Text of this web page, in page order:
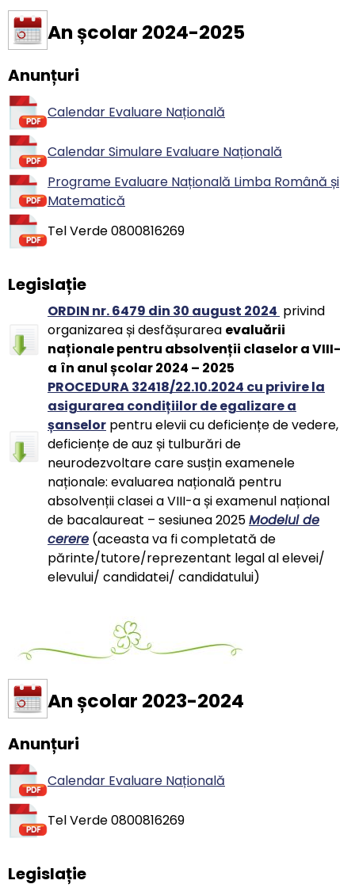
An școlar 2024-2025
Anunțuri
Calendar Evaluare Națională
Calendar Simulare Evaluare Națională
Programe Evaluare Națională Limba Română și
Matematică
Tel Verde 0800816269
Legislație
ORDIN nr. 6479 din 30 august 2024 privind
organizarea și desfășurarea evaluării
naționale pentru absolvenții claselor a VIII-
a în anul școlar 2024 – 2025
PROCEDURA 32418/22.10.2024 cu privire la
asigurarea condițiilor de egalizare a
șanselor pentru elevii cu deficiențe de vedere,
deficiențe de auz și tulburări de
neurodezvoltare care susțin examenele
naționale: evaluarea națională pentru
absolvenții clasei a VIII-a și examenul național
de bacalaureat – sesiunea 2025Modelul de
cerere (aceasta va fi completată de
părinte/tutore/reprezentant legal al elevei/
elevului/ candidatei/ candidatului)
An școlar 2023-2024
Anunțuri
Calendar Evaluare Națională
Tel Verde 0800816269
Legislație